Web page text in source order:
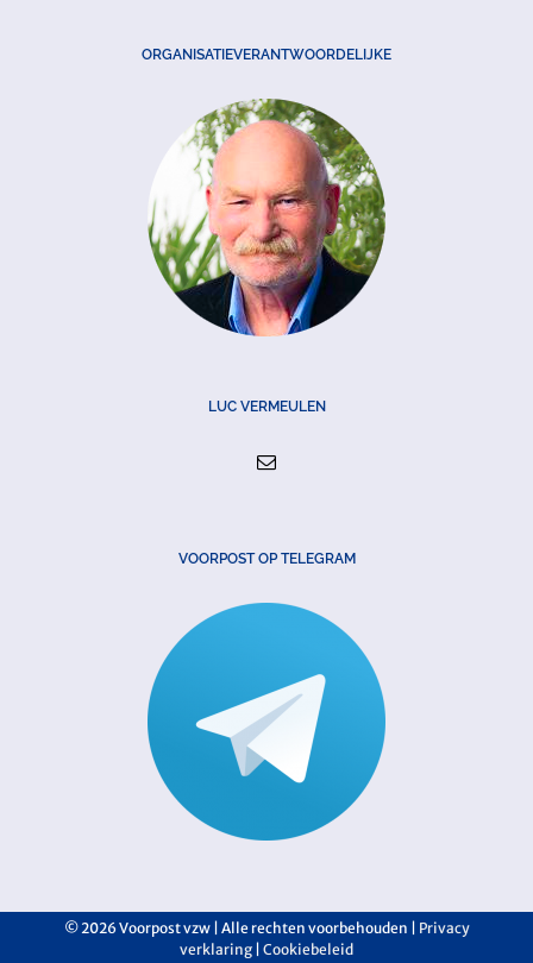
ORGANISATIEVERANTWOORDELIJKE
LUC VERMEULEN
VOORPOST OP TELEGRAM
©2026 Voorpost vzw | Alle rechten voorbehouden | Privacy
verklaring Cookiebeleid